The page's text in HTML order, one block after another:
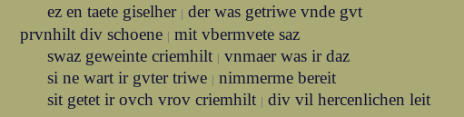
ez en taete giselher | der was getriwe vnde gvt
prvnhilt div schoene | mit vbermvete saz
swaz geweinte criemhilt | vnmaer was ir daz
si ne wart ir gvter triwe | nimmerme bereit
sit getet ir ovch vrov criemhilt | div vil hercenlichen leit